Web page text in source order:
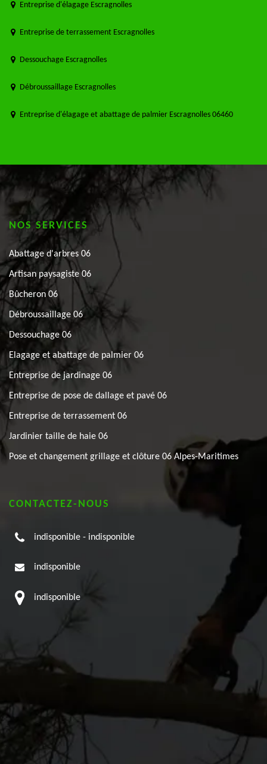
Entreprise d'élagage Escragnolles
Entreprise de terrassement Escragnolles
Dessouchage Escragnolles
Débroussaillage Escragnolles
Entreprise d'élagage et abattage de palmier Escragnolles 06460
NOS SERVICES
Abattage d'arbres 06
Artisan paysagiste 06
Bûcheron 06
Débroussaillage 06
Dessouchage 06
Elagage et abattage de palmier 06
Entreprise de jardinage 06
Entreprise de pose de dallage et pavé 06
Entreprise de terrassement 06
Jardinier taille de haie 06
Pose et changement grillage et clôture 06 Alpes-Maritimes
CONTACTEZ-NOUS
indisponible - indisponible
indisponible
indisponible